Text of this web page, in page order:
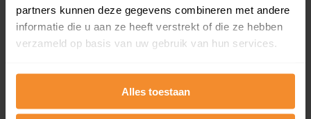
partners kunnen deze gegevens combineren met andere
informatie die u aan ze heeft verstrekt of die ze hebben
verzameld op basis van uw gebruik van hun services.
Alles toestaan
Direct leverbaar
Kadastrale kaart pakket
Alleen globale ligging perceel